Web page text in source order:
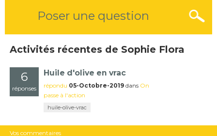
Poser une question
Activités récentes de Sophie Flora
6
réponses
Huile d'olive en vrac
répondu 05-Octobre-2019 dans On
passe à l'action
huile-olive-vrac
Vos commentaires